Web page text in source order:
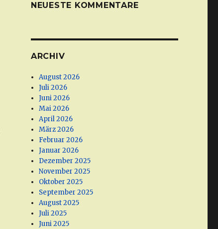
NEUESTE KOMMENTARE
ARCHIV
August 2026
Juli 2026
Juni 2026
Mai 2026
April 2026
März 2026
Februar 2026
Januar 2026
Dezember 2025
November 2025
Oktober 2025
September 2025
August 2025
Juli 2025
Juni 2025